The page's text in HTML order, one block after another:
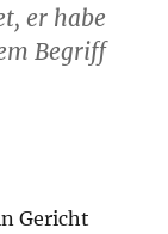
er habe
Begriff
Gericht